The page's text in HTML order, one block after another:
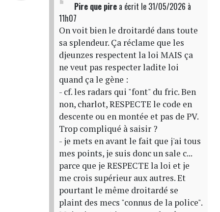
Pire que pirea écrit le 31/05/2026 à
11h07
On voit bien le droitardé dans toute
sa splendeur. Ça réclame que les
djeunzes respectent la loi MAIS ça
ne veut pas respecter ladite loi
quand ça le gène :
- cf. les radars qui "font" du fric. Ben
non, charlot, RESPECTE le code en
descente ou en montée et pas de PV.
Trop compliqué à saisir ?
- je mets en avant le fait que j'ai tous
mes points, je suis donc un sale c...
parce que je RESPECTE la loi et je
me crois supérieur aux autres. Et
pourtant le même droitardé se
plaint des mecs "connus de la police".